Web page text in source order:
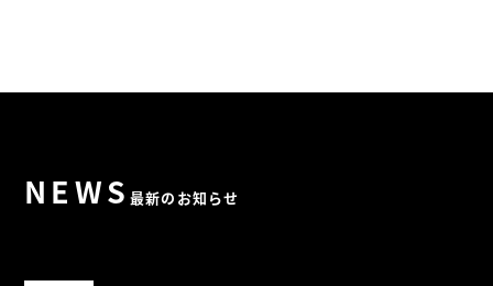
NEWS 最新のお知らせ